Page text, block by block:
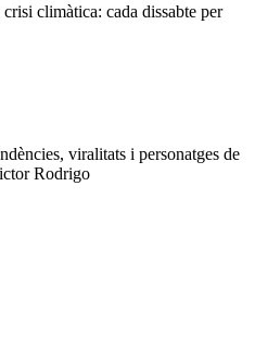
climàtica: cada dissabte per
viralitats i personatges de
Rodrigo